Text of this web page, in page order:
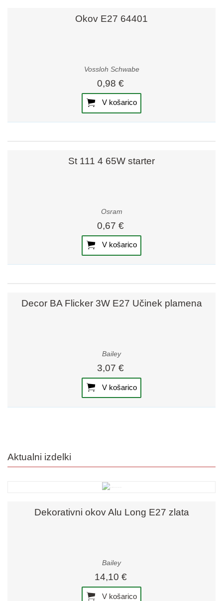
Okov E27 64401
Vossloh Schwabe
0,98 €
V košarico
St 111 4 65W starter
Osram
0,67 €
V košarico
Decor BA Flicker 3W E27 Učinek plamena
Bailey
3,07 €
V košarico
Aktualni izdelki
Dekorativni okov Alu Long E27 zlata
Bailey
14,10 €
V košarico